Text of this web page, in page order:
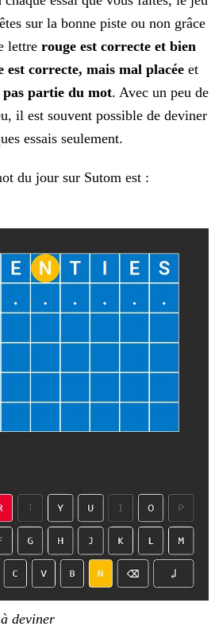
sur la bonne piste ou non grâce
lettre rouge est correcte et bien
est correcte, mais mal placée et
partie du mot. Avec un peu de
il est souvent possible de deviner
essais seulement.
du jour sur Sutom est :
deviner